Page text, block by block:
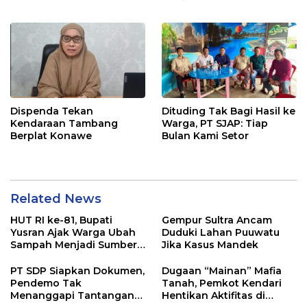
Dispenda Tekan
Kendaraan Tambang
Berplat Konawe
Dituding Tak Bagi Hasil ke
Warga, PT SJAP: Tiap
Bulan Kami Setor
Related News
HUT RI ke-81, Bupati
Yusran Ajak Warga Ubah
Sampah Menjadi Sumber
Gempur Sultra Ancam
Duduki Lahan Puuwatu
Jika Kasus Mandek
PT SDP Siapkan Dokumen,
Pendemo Tak
Menanggapi Tantangan
Dugaan “Mainan” Mafia
Tanah, Pemkot Kendari
Hentikan Aktifitas di